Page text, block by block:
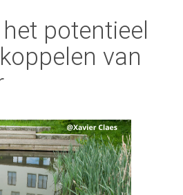
potentieel
van